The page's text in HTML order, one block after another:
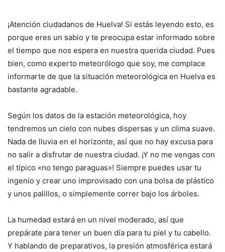
¡Atención ciudadanos de Huelva! Si estás leyendo esto, es
porque eres un sabio y te preocupa estar informado sobre
el tiempo que nos espera en nuestra querida ciudad. Pues
bien, como experto meteorólogo que soy, me complace
informarte de que la situación meteorológica en Huelva es
bastante agradable.
Según los datos de la estación meteorológica, hoy
tendremos un cielo con nubes dispersas y un clima suave.
Nada de lluvia en el horizonte, así que no hay excusa para
no salir a disfrutar de nuestra ciudad. ¡Y no me vengas con
el típico «no tengo paraguas»! Siempre puedes usar tu
ingenio y crear uno improvisado con una bolsa de plástico
y unos palillos, o simplemente correr bajo los árboles.
La humedad estará en un nivel moderado, así que
prepárate para tener un buen día para tu piel y tu cabello.
Y hablando de preparativos, la presión atmosférica estará